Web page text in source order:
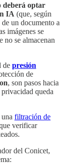
deberá optar
IA (que, según
un documento a
imágenes se
no se almacenan
de presión
de
, son pasos hacia
queda
filtración de
verificar
del Conicet,